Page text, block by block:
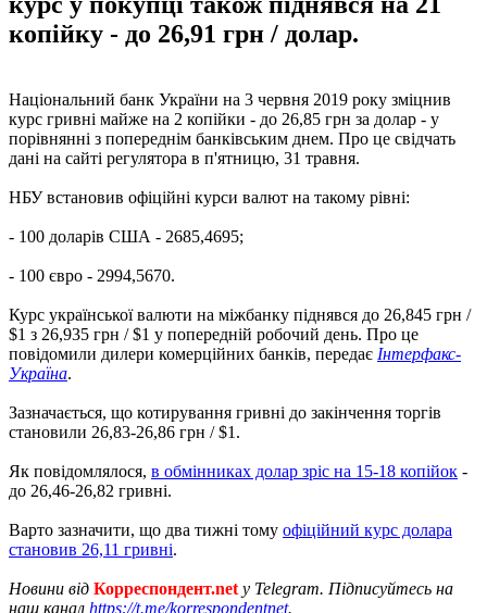
копійку - до 26,91 грн / долар.
Національний банк України на 3 червня 2019 року зміцнив
курс гривні майже на 2 копійки - до 26,85 грн за долар - у
порівнянні з попереднім банківським днем. Про це свідчать
дані на сайті регулятора в п'ятницю, 31 травня.
НБУ встановив офіційні курси валют на такому рівні:
- 100 доларів США - 2685,4695;
- 100 євро - 2994,5670.
Курс української валюти на міжбанку піднявся до 26,845 грн /
$1 з 26,935 грн / $1 у попередній робочий день. Про це
повідомили дилери комерційних банків, передає Інтерфакс-
Україна.
Зазначається, що котирування гривні до закінчення торгів
становили 26,83-26,86 грн / $1.
Як повідомлялося, в обмінниках долар зріс на 15-18 копійок -
до 26,46-26,82 гривні.
Варто зазначити, що два тижні тому офіційний курс долара
становив 26,11 гривні.
Новини від Корреспондент.net у Telegram. Підписуйтесь на
наш канал https://t.me/korrespondentnet.